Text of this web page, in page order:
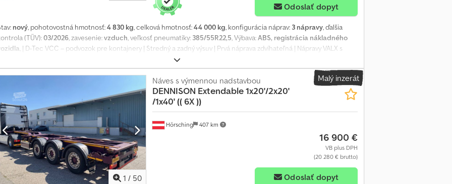
Odoslať dopyt
nový, pohotovostná hmotnosť:4 830 kg, celková hmotnosť:44 000 kg, konfigurácia náprav: 3 nápravy, ďalšia
(TÜV):03/2026 , zavesenie:vzduch , veľkosť pneumatiky: 385/55R22,5 , Výbava:ABS, registrácia nákladného
, | D-Tec VCC – podvozok pre kontajnery | Stredný a zadný výsuv | Prvá náprava zdvíhateľná | Nápravy VALX s
kotúčovou brzdou | Pneumatiky: 385/55 R22,5 | Nové vozidlá | Vyhradzujeme si právo na chyby, zmeny a predaj pred
do prevádzky. Cedpjzrxbhjfx Aklsrf
Malý inzerát
1 / 50
Hörsching 407 km
Náves s výmennou nadstavbou
DENNISON Extendable 1x20'/2x20'
/1x40' (( 6X ))
16 900 €
VB plus DPH
(20 280 € brutto)
Odoslať dopyt